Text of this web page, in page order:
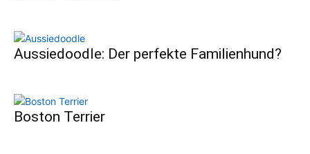
Aussiedoodle: Der perfekte Familienhund?
Boston Terrier